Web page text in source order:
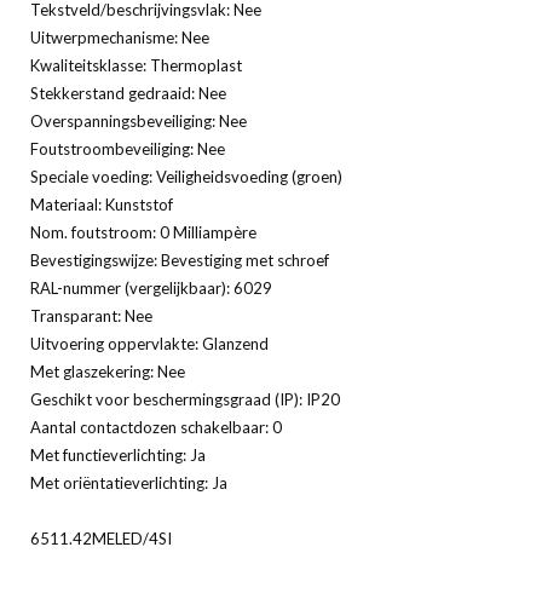
Tekstveld/beschrijvingsvlak: Nee
Uitwerpmechanisme: Nee
Kwaliteitsklasse: Thermoplast
Stekkerstand gedraaid: Nee
Overspanningsbeveiliging: Nee
Foutstroombeveiliging: Nee
Speciale voeding: Veiligheidsvoeding (groen)
Materiaal: Kunststof
Nom. foutstroom: 0 Milliampère
Bevestigingswijze: Bevestiging met schroef
RAL-nummer (vergelijkbaar): 6029
Transparant: Nee
Uitvoering oppervlakte: Glanzend
Met glaszekering: Nee
Geschikt voor beschermingsgraad (IP): IP20
Aantal contactdozen schakelbaar: 0
Met functieverlichting: Ja
Met oriëntatieverlichting: Ja
6511.42MELED/4SI